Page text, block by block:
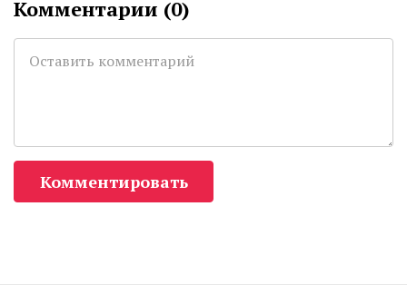
Комментарии (0)
Комментировать